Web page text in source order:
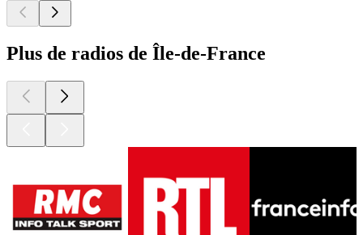
Plus de radios de Île-de-France